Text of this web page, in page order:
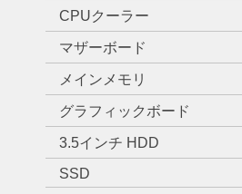
CPUクーラー
マザーボード
メインメモリ
グラフィックボード
3.5インチ HDD
SSD